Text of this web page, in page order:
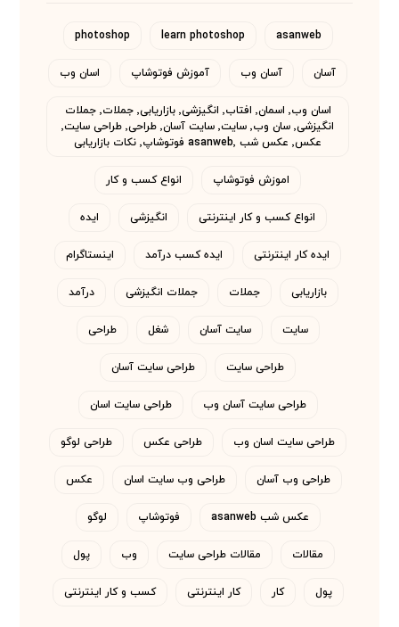
asanweb
learn photoshop
photoshop
آسان آسان وب آموزش فوتوشاپ اسان وب
اسان وب٬ اسمان٬ افتاب٬ انگیزشی٬ بازاریابی٬ جملات٬ جملات
انگیزشی٬ سان وب٬ سایت٬ سایت آسان٬ طراحی٬ طراحی سایت٬
عکس٬ عکس شب asanweb٬ فوتوشاپ٬ نکات بازاریابی
اموزش فوتوشاپ انواع کسب و کار
انواع کسب و کار اینترنتی انگیزشی ایده
ایده کار اینترنتی ایده کسب درآمد اینستاگرام
بازاریابی جملات جملات انگیزشی درآمد
سایت سایت آسان شغل طراحی
طراحی سایت طراحی سایت آسان
طراحی سایت آسان وب طراحی سایت اسان
طراحی سایت اسان وب طراحی عکس طراحی لوگو
طراحی وب آسان طراحی وب سایت اسان عکس
عکس شب asanweb فوتوشاپ لوگو
مقالات مقالات طراحی سایت وب پول
پول کار کار اینترنتی کسب و کار اینترنتی